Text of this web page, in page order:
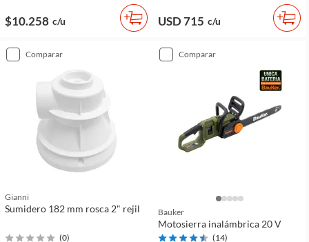
$10.258 c/u USD 715 c/u
comparar
Gianni
Sumidero 182 mm rosca 2" rejil
(0)
comparar
Bauker
Motosierra inalámbrica 20 V
(14)